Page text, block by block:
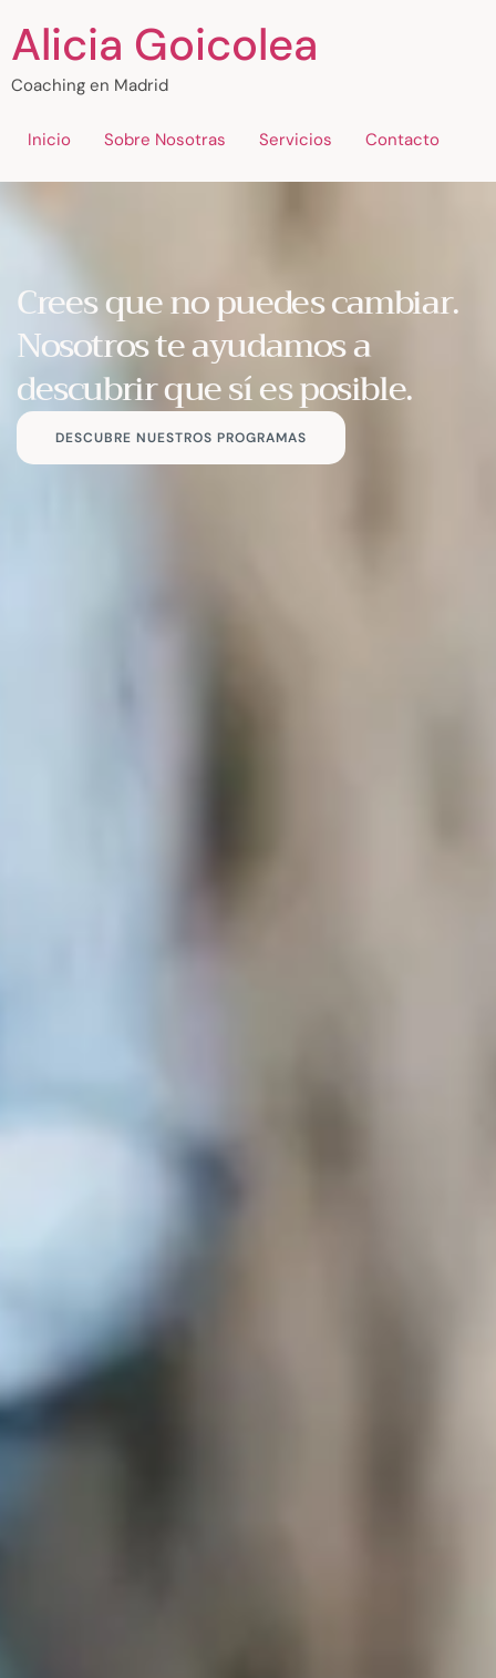
Alicia Goicolea
Coaching en Madrid
Inicio Sobre Nosotras Servicios Contacto
Crees que no puedes cambiar.
Nosotros te ayudamos a
descubrir que sí es posible.
DESCUBRE NUESTROS PROGRAMAS